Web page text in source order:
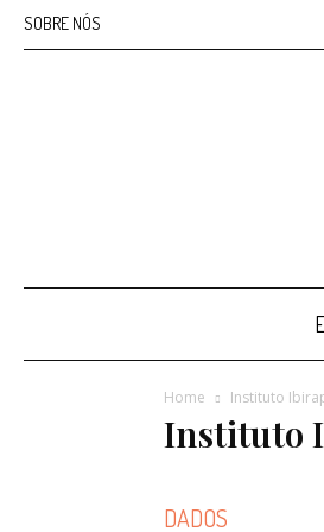
SOBRE NÓS
Home Instituto
Instituto
DADOS